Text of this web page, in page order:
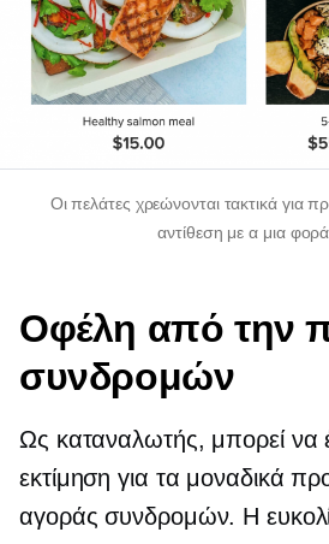
Οι πελάτες χρεώνονται τακτικά για
αντίθεση με α μια φορά
Οφέλη από την
συνδρομών
Ως καταναλωτής, μπορεί να
εκτίμηση για τα μοναδικά
αγοράς συνδρομών. Η